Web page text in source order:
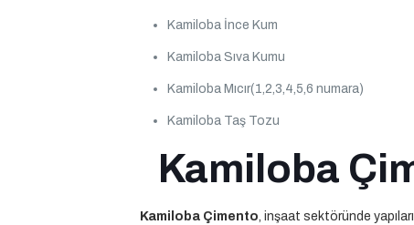
Kamiloba İnce Kum
Kamiloba Sıva Kumu
Kamiloba Mıcır(1,2,3,4,5,6 numara)
Kamiloba Taş Tozu
Kamiloba
Kamiloba Çimento, inşaat sektöründe